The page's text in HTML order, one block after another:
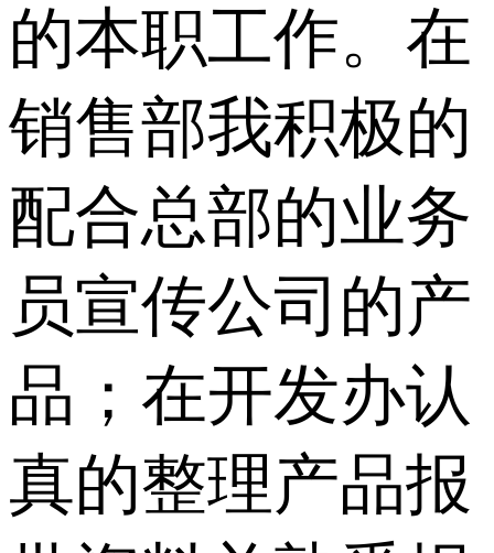
的本职工作。在
销售部我积极的
配合总部的业务
员宣传公司的产
品；在开发办认
真的整理产品报